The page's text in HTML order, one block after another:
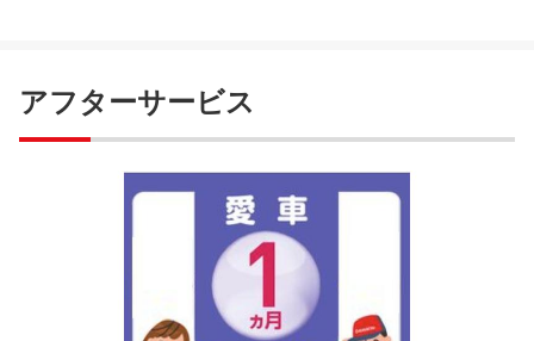
アフターサービス